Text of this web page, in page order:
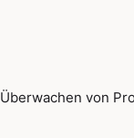
Überwachen von